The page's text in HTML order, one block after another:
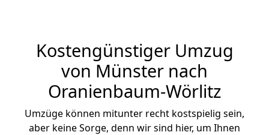
Kostengünstiger Umzug
von Münster nach
Oranienbaum-Wörlitz
Umzüge können mitunter recht kostspielig sein,
aber keine Sorge, denn wir sind hier, um Ihnen